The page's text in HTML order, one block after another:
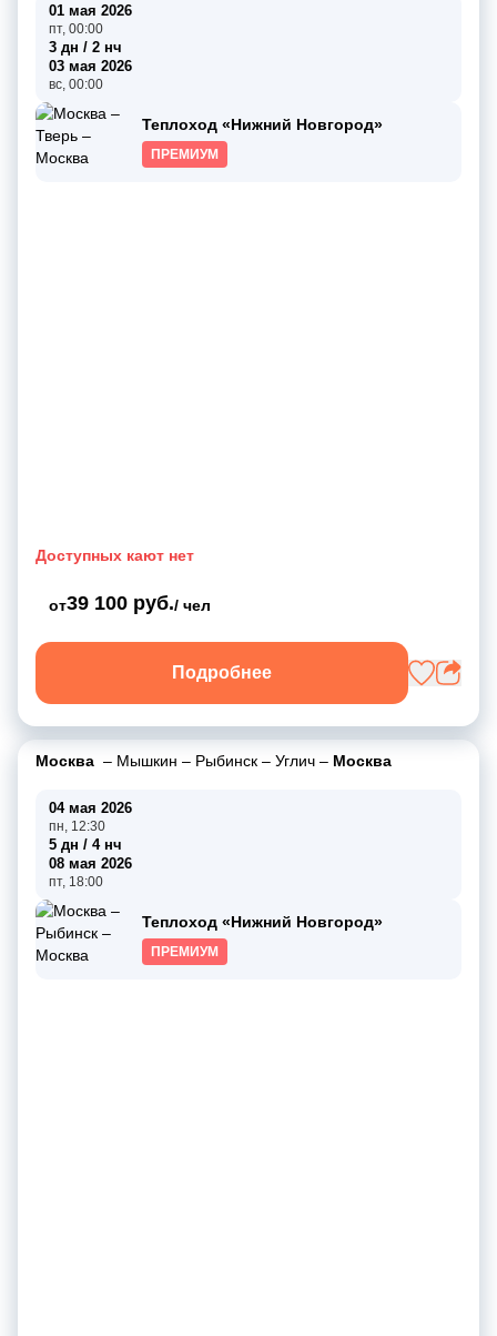
01 мая 2026
пт, 00:00
3 дн / 2 нч
03 мая 2026
вс, 00:00
Теплоход «Нижний Новгород»
ПРЕМИУМ
Доступных кают нет
от39 100 руб./ чел
Подробнее
Москва – Мышкин – Рыбинск – Углич – Москва
04 мая 2026
пн, 12:30
5 дн / 4 нч
08 мая 2026
пт, 18:00
Теплоход «Нижний Новгород»
ПРЕМИУМ